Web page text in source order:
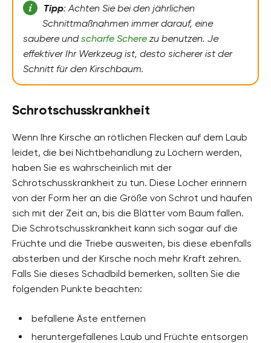
Tipp: Achten Sie bei den jährlichen
Schnittmaßnahmen immer darauf, eine
saubere undscharfe Schere zu benutzen. Je
effektiver Ihr Werkzeug ist, desto sicherer ist der
Schnitt für den Kirschbaum.
Schrotschusskrankheit
Wenn Ihre Kirsche an rötlichen Flecken auf dem Laub
leidet, die bei Nichtbehandlung zu Löchern werden,
haben Sie es wahrscheinlich mit der
Schrotschusskrankheit zu tun. Diese Löcher erinnern
von der Form her an die Größe von Schrot und häufen
sich mit der Zeit an, bis die Blätter vom Baum fallen.
Die Schrotschusskrankheit kann sich sogar auf die
Früchte und die Triebe ausweiten, bis diese ebenfalls
absterben und der Kirsche noch mehr Kraft zehren.
Falls Sie dieses Schadbild bemerken, sollten Sie die
folgenden Punkte beachten:
befallene Äste entfernen
heruntergefallenes Laub und Früchte entsorgen